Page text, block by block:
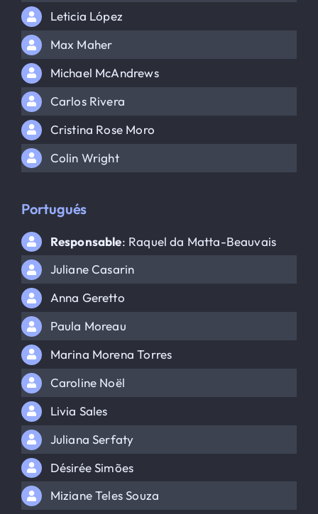
Leticia López
Max Maher
Michael McAndrews
Carlos Rivera
Cristina Rose Moro
Colin Wright
Portugués
Responsable: Raquel da Matta-Beauvais
Juliane Casarin
Anna Geretto
Paula Moreau
Marina Morena Torres
Caroline Noël
Livia Sales
Juliana Serfaty
Désirée Simões
Miziane Teles Souza